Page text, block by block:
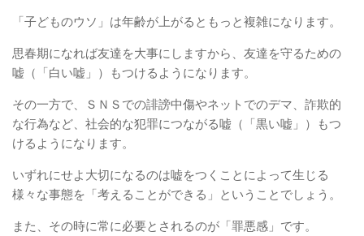
「子どものウソ」は年齢が上がるともっと複雑になります。
思春期になれば友達を大事にしますから、友達を守るための
嘘（「白い嘘」）もつけるようになります。
その一方で、ＳＮＳでの誹謗中傷やネットでのデマ、詐欺的
な行為など、社会的な犯罪につながる嘘（「黒い嘘」）もつ
けるようになります。
いずれにせよ大切になるのは嘘をつくことによって生じる
様々な事態を「考えることができる」ということでしょう。
また、その時に常に必要とされるのが「罪悪感」です。